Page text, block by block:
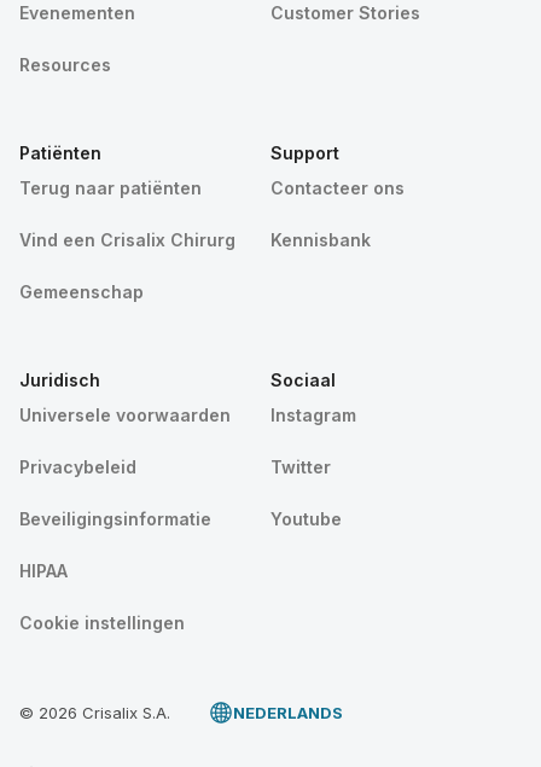
Evenementen
Resources
Customer Stories
Patiënten
Terug naar patiënten
Vind een Crisalix Chirurg
Gemeenschap
Support
Contacteer ons
Kennisbank
Juridisch
Universele voorwaarden
Privacybeleid
Beveiligingsinformatie
HIPAA
Cookie instellingen
Sociaal
Instagram
Twitter
Youtube
© 2026 Crisalix S.A. NEDERLANDS